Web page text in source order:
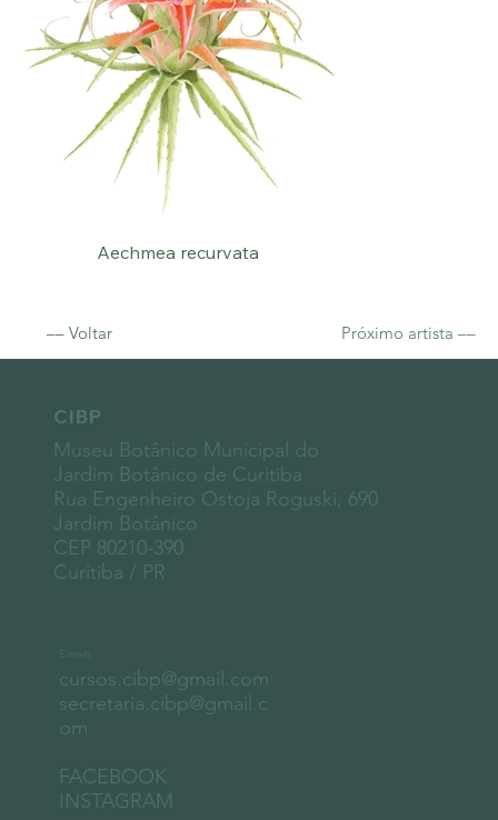
Aechmea recurvata
Próximo artista ––
–– Voltar
CIBP
Museu Botânico Municipal do
Jardim Botânico de Curitiba
Rua Engenheiro Ostoja Roguski, 690
Jardim Botânico
CEP 80210-390
Curitiba / PR
cursos.cibp@gmail.com
secretaria.cibp@gmail.c
om
FACEBOOK
INSTAGRAM
E-mails